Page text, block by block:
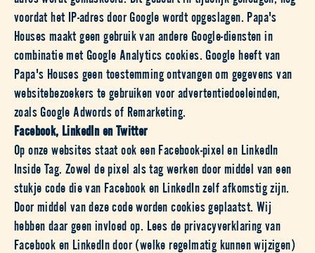
voordat het IP-adres door Google wordt opgeslagen. Papa's
Houses maakt geen gebruik van andere Google-diensten in
combinatie met Google Analytics cookies. Google heeft van
Papa's Houses geen toestemming ontvangen om gegevens van
websitebezoekers te gebruiken voor advertentiedoeleinden,
zoals Google Adwords of Remarketing.
Facebook, LinkedIn en Twitter
Op onze websites staat ook een Facebook-pixel en LinkedIn
Inside Tag. Zowel de pixel als tag werken door middel van een
stukje code die van Facebook en LinkedIn zelf afkomstig zijn.
Door middel van deze code worden cookies geplaatst. Wij
hebben daar geen invloed op. Lees de privacyverklaring van
Facebook en LinkedIn door (welke regelmatig kunnen wijzigen)